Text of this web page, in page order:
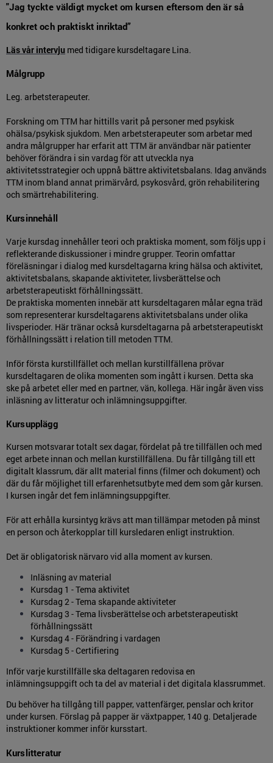
"Jag tyckte väldigt mycket om kursen eftersom den är så
konkret och praktiskt inriktad”
Läs vår intervju med tidigare kursdeltagare Lina.
Målgrupp
Leg. arbetsterapeuter.
Forskning om TTM har hittills varit på personer med psykisk
ohälsa/psykisk sjukdom. Men arbetsterapeuter som arbetar med
andra målgrupper har erfarit att TTM är användbar när patienter
behöver förändra i sin vardag för att utveckla nya
aktivitetsstrategier och uppnå bättre aktivitetsbalans. Idag används
TTM inom bland annat primärvård, psykosvård, grön rehabilitering
och smärtrehabilitering.
Kursinnehåll
Varje kursdag innehåller teori och praktiska moment, som följs upp i
reflekterande diskussioner i mindre grupper. Teorin omfattar
föreläsningar i dialog med kursdeltagarna kring hälsa och aktivitet,
aktivitetsbalans, skapande aktiviteter, livsberättelse och
arbetsterapeutiskt förhållningssätt.
De praktiska momenten innebär att kursdeltagaren målar egna träd
som representerar kursdeltagarens aktivitetsbalans under olika
livsperioder. Här tränar också kursdeltagarna på arbetsterapeutiskt
förhållningssätt i relation till metoden TTM.
Inför första kurstillfället och mellan kurstillfällena prövar
kursdeltagaren de olika momenten som ingått i kursen. Detta ska
ske på arbetet eller med en partner, vän, kollega. Här ingår även viss
inläsning av litteratur och inlämningsuppgifter.
Kursupplägg
Kursen motsvarar totalt sex dagar, fördelat på tre tillfällen och med
eget arbete innan och mellan kurstillfällena. Du får tillgång till ett
digitalt klassrum, där allt material finns (filmer och dokument) och
där du får möjlighet till erfarenhetsutbyte med dem som går kursen.
I kursen ingår det fem inlämningsuppgifter.
För att erhålla kursintyg krävs att man tillämpar metoden på minst
en person och återkopplar till kursledaren enligt instruktion.
Det är obligatorisk närvaro vid alla moment av kursen.
Inläsning av material
Kursdag 1 - Tema aktivitet
Kursdag 2 - Tema skapande aktiviteter
Kursdag 3 - Tema livsberättelse och arbetsterapeutiskt
förhållningssätt
Kursdag 4 - Förändring i vardagen
Kursdag 5 - Certifiering
Inför varje kurstillfälle ska deltagaren redovisa en
inlämningsuppgift och ta del av material i det digitala klassrummet.
Du behöver ha tillgång till papper, vattenfärger, penslar och kritor
under kursen. Förslag på papper är växtpapper, 140 g. Detaljerade
instruktioner kommer inför kursstart.
Kurslitteratur